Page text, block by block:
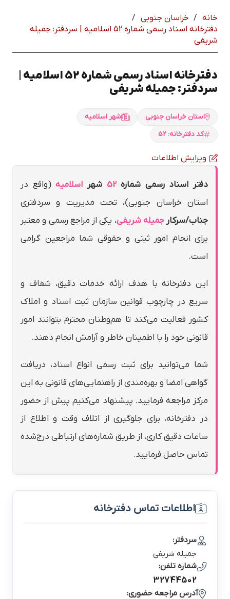
خانه / خراسان جنوبي /
دفترخانه اسناد رسمی شماره 52 اسلاميه | سردفتر: جميله
شريفي
دفترخانه اسناد رسمی شماره 52 اسلاميه |
سردفتر: جميله شريفي
استان خراسان جنوبي
شهر اسلاميه
کد دفترخانه: 52
ویرایش اطلاعات
دفتر اسناد رسمی شماره52 شهر اسلاميه(واقع در
استان خراسان جنوبي)، تحت مدیریت و سردفتری
جناب/سرکارجميله شريفي، یکی از مراجع رسمی و معتبر
برای انجام امور ثبتی و حقوقی شما مراجعین گرامی
است.
این دفترخانه با هدف ارائه خدمات دقیق، شفاف و
سریع در چارچوب قوانین سازمان ثبت اسناد و املاک
کشور فعالیت می‌کند تا هم‌وطنان محترم بتوانند امور
قانونی خود را با اطمینان خاطر و آرامش انجام دهند.
شما می‌توانید برای ثبت رسمی انواع اسناد، دریافت
گواهی امضا و بهره‌مندی از راهنمایی‌های قانونی به این
مرکز مراجعه فرمایید. پیشنهاد می‌کنیم پیش از حضور
در دفترخانه، برای جلوگیری از اتلاف وقت و اطلاع از
ساعات دقیق کاری، از طریق شماره‌های ارتباطی درج‌شده
تماس حاصل فرمایید.
اطلاعات تماس دفترخانه
سردفتر:
جميله شريفي
شماره تلفن:
32744502
آدرس مراجعه حضوری: